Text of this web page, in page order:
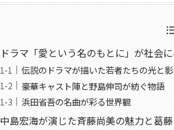
ドラマ「愛という名のもとに」が社会
伝説のドラマが描いた若者たちの光と影
豪華キャスト陣と野島伸司が紡ぐ物語
浜田省吾の名曲が彩る世界観
中島宏海が演じた斉藤尚美の魅力と葛藤